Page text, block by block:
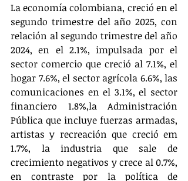
La economía colombiana, creció en el
segundo trimestre del año 2025, con
relación al segundo trimestre del año
2024, en el 2.1%, impulsada por el
sector comercio que creció al 7.1%, el
hogar 7.6%, el sector agrícola 6.6%, las
comunicaciones en el 3.1%, el sector
financiero 1.8%,la Administración
Pública que incluye fuerzas armadas,
artistas y recreación que creció em
1.7%, la industria que sale de
crecimiento negativos y crece al 0.7%,
en contraste por la política de